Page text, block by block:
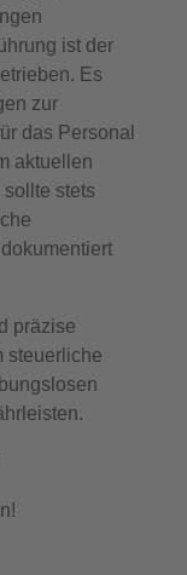
ist der
Es
zur
das Personal
aktuellen
stets
präzise
steuerliche